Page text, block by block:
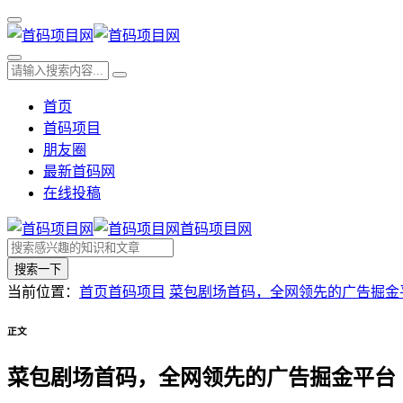
首页
首码项目
朋友圈
最新首码网
在线投稿
首码项目网
搜索一下
当前位置： 首页首码项目 菜包剧场首码，全网领先的广告掘金
正文
菜包剧场首码，全网领先的广告掘金平台